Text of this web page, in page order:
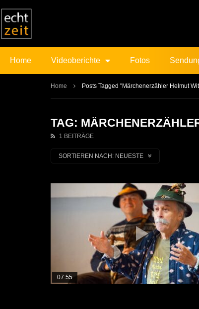
Home Videoberichte Fotos
Home Posts Tagged "Märchenerzähler Helmut
TAG:
1 BEITRÄGE
SORTIEREN NACH: NEUESTE
07:55